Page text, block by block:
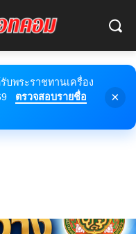
บพระราชทานเครื่อง
ตรวจสอบรายชื่อ
×